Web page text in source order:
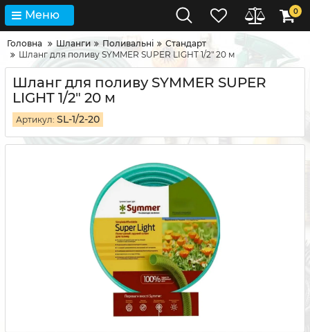
Меню 0
Головна Шланги Поливальні
Стандарт
Шланг для поливу SYMMER SUPER LIGHT 1/2" 20 м
Шланг для поливу SYMMER SUPER
LIGHT 1/2" 20 м
Артикул: SL-1/2-20